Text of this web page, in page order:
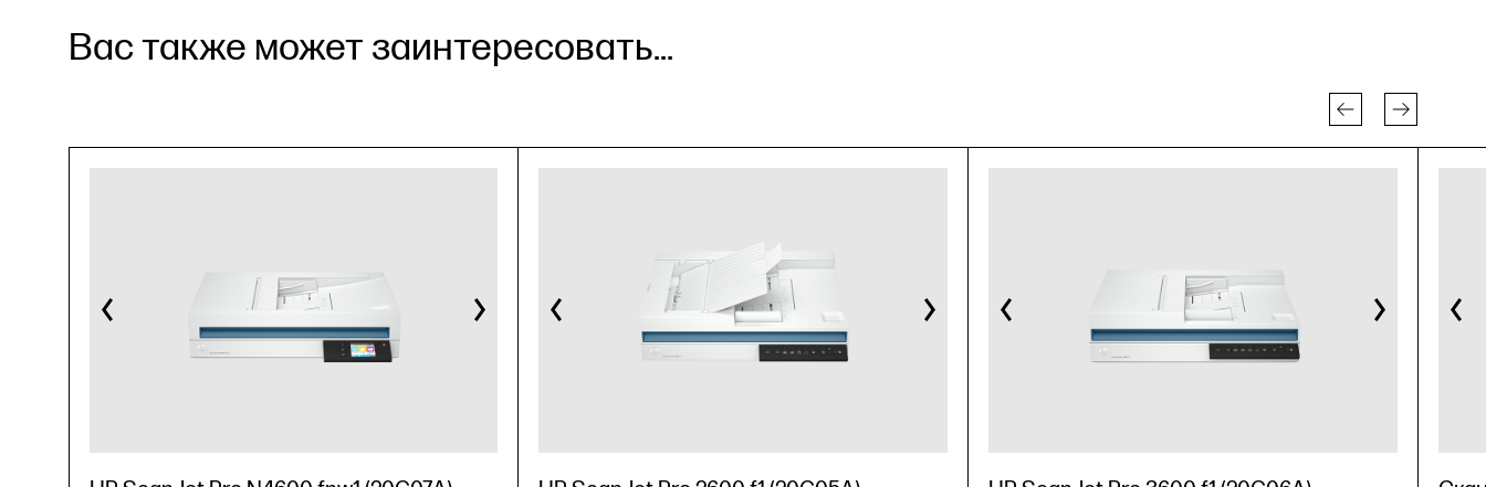
Вас также может заинтересовать...